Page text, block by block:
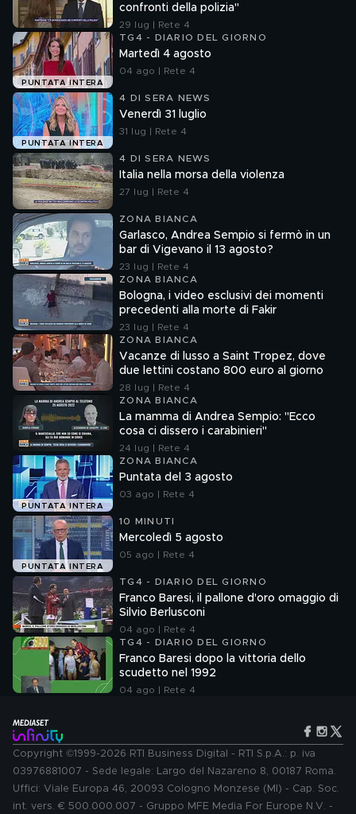
confronti della polizia"
29 lug | Rete 4
PUNTATA INTERA
TG4 - DIARIO DEL GIORNO
Martedì 4 agosto
04 ago | Rete 4
PUNTATA INTERA
4 DI SERA NEWS
Venerdì 31 luglio
31 lug | Rete 4
4 DI SERA NEWS
Italia nella morsa della violenza
27 lug | Rete 4
ZONA BIANCA
Garlasco, Andrea Sempio si fermò in un
bar di Vigevano il 13 agosto?
23 lug | Rete 4
ZONA BIANCA
Bologna, i video esclusivi dei momenti
precedenti alla morte di Fakir
23 lug | Rete 4
ZONA BIANCA
Vacanze di lusso a Saint Tropez, dove
due lettini costano 800 euro al giorno
28 lug | Rete 4
ZONA BIANCA
La mamma di Andrea Sempio: "Ecco
cosa ci dissero i carabinieri"
24 lug | Rete 4
PUNTATA INTERA
ZONA BIANCA
Puntata del 3 agosto
03 ago | Rete 4
PUNTATA INTERA
10 MINUTI
Mercoledì 5 agosto
05 ago | Rete 4
TG4 - DIARIO DEL GIORNO
Franco Baresi, il pallone d'oro omaggio di
Silvio Berlusconi
04 ago | Rete 4
TG4 - DIARIO DEL GIORNO
Franco Baresi dopo la vittoria dello
scudetto nel 1992
04 ago | Rete 4
Copyright ©1999-2026 RTI Business Digital - RTI S.p.A.: p. iva
03976881007 - Sede legale: Largo del Nazareno 8, 00187 Roma.
Uffici: Viale Europa 46, 20093 Cologno Monzese (MI) - Cap. Soc.
int. vers. € 500.000.007 - Gruppo MFE Media For Europe N.V. -